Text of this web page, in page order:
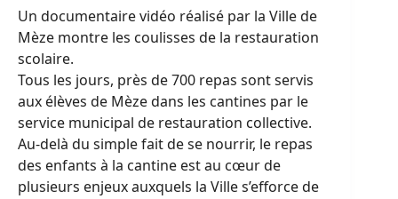
Un documentaire vidéo réalisé par la Ville de
Mèze montre les coulisses de la restauration
scolaire.
Tous les jours, près de 700 repas sont servis
aux élèves de Mèze dans les cantines par le
service municipal de restauration collective.
Au-delà du simple fait de se nourrir, le repas
des enfants à la cantine est au cœur de
plusieurs enjeux auxquels la Ville s’efforce de